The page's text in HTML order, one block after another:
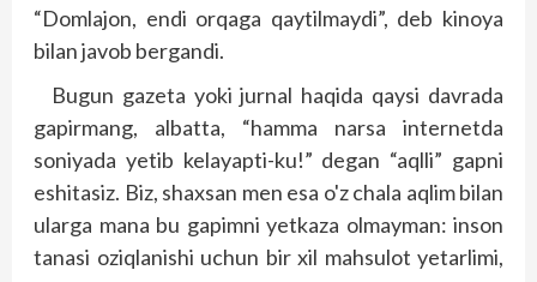
“Domlajon, endi orqaga qaytilmaydi”, deb kinoya
bilan javob bergandi.
Bugun gazeta yoki jurnal haqida qaysi davrada
gapirmang, albatta, “hamma narsa internetda
soniyada yetib kelayapti-ku!” degan “aqlli” gapni
eshitasiz. Biz, shaxsan men esa o'z chala aqlim bilan
ularga mana bu gapimni yetkaza olmayman: inson
tanasi oziqlanishi uchun bir xil mahsulot yetarlimi,